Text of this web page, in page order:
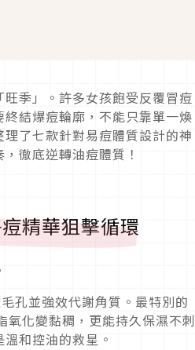
季」。許多女孩飽受反覆冒痘
結爆痘輪廓，不能只靠單一煥
了七款針對易痘體質設計的神
徹底逆轉油痘體質！
精華狙擊循環
孔並強效代謝角質。最特別的
化變黏稠，更能持久保濕不刺
和控油的救星。